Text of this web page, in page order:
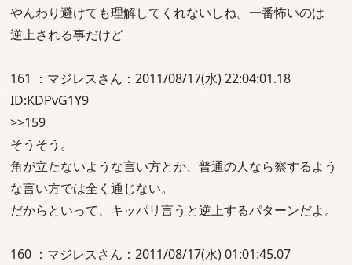
やんわり避けても理解してくれないしね。一番怖いのは
逆上される事だけど
161 ：マジレスさん：2011/08/17(水) 22:04:01.18
ID:KDPvG1Y9
>>159
そうそう。
角が立たないような言い方とか、普通の人なら察するよう
な言い方では全く通じない。
だからといって、キッパリ言うと逆上するパターンだよ。
160 ：マジレスさん：2011/08/17(水) 01:01:45.07